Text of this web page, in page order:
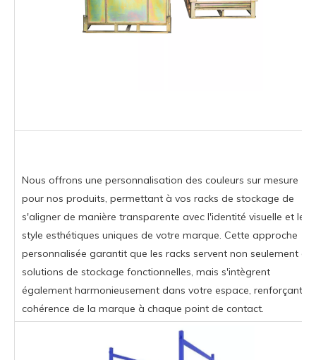
Nous offrons une personnalisation des couleurs sur mesure
pour nos produits, permettant à vos racks de stockage de
s'aligner de manière transparente avec l'identité visuelle et le
style esthétiques uniques de votre marque. Cette approche
personnalisée garantit que les racks servent non seulement de
solutions de stockage fonctionnelles, mais s'intègrent
également harmonieusement dans votre espace, renforçant la
cohérence de la marque à chaque point de contact.